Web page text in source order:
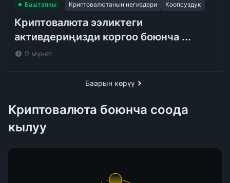
Баштапкы Криптовалютанын негиздери Коопсуздук
Криптовалюта ээликтеги
активдериңизди коргоо боюнча ...
9 мүнөт
Баарын көрүү
Криптовалюта боюнча соода
кылуу